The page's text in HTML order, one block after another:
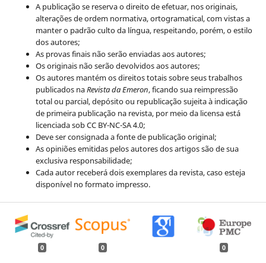
A publicação se reserva o direito de efetuar, nos originais,
alterações de ordem normativa, ortogramatical, com vistas a
manter o padrão culto da língua, respeitando, porém, o estilo
dos autores;
As provas finais não serão enviadas aos autores;
Os originais não serão devolvidos aos autores;
Os autores mantém os direitos totais sobre seus trabalhos
publicados naRevista da Emeron, ficando sua reimpressão
total ou parcial, depósito ou republicação sujeita à indicação
de primeira publicação na revista, por meio da licensa está
licenciada sob CC BY-NC-SA 4.0;
Deve ser consignada a fonte de publicação original;
As opiniões emitidas pelos autores dos artigos são de sua
exclusiva responsabilidade;
Cada autor receberá dois exemplares da revista, caso esteja
disponível no formato impresso.
0 0 0